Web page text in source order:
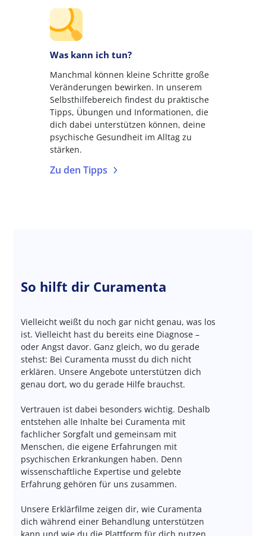
Was kann ich tun?
Manchmal können kleine Schritte große
Veränderungen bewirken. In unserem
Selbsthilfebereich findest du praktische
Tipps, Übungen und Informationen, die
dich dabei unterstützen können, deine
psychische Gesundheit im Alltag zu
stärken.
Zu den Tipps
So hilft dir Curamenta
Vielleicht weißt du noch gar nicht genau, was los
ist. Vielleicht hast du bereits eine Diagnose –
oder Angst davor. Ganz gleich, wo du gerade
stehst: Bei Curamenta musst du dich nicht
erklären. Unsere Angebote unterstützen dich
genau dort, wo du gerade Hilfe brauchst.
Vertrauen ist dabei besonders wichtig. Deshalb
entstehen alle Inhalte bei Curamenta mit
fachlicher Sorgfalt und gemeinsam mit
Menschen, die eigene Erfahrungen mit
psychischen Erkrankungen haben. Denn
wissenschaftliche Expertise und gelebte
Erfahrung gehören für uns zusammen.
Unsere Erklärfilme zeigen dir, wie Curamenta
dich während einer Behandlung unterstützen